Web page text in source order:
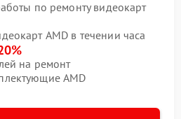
по ремонту видеокарт
AMD в течении часа
на ремонт
AMD